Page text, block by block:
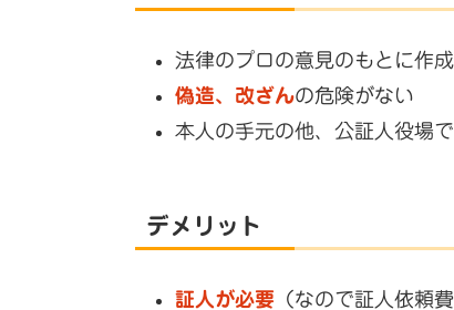
法律のプロの意見のもとに作成
偽造、改ざんの危険がない
本人の手元の他、公証人役場
デメリット
証人が必要 （なので証人依頼